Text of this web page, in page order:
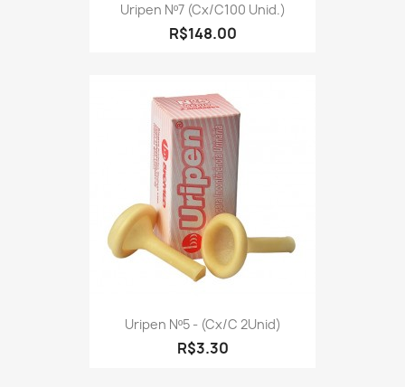
Uripen Nº7 (cx/c100 Unid.)
R$148.00
Uripen Nº5 - (cx/c 2Unid)
R$3.30